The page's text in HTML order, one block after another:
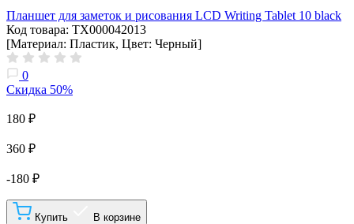
Планшет для заметок и рисования LCD Writing Tablet 10 black
Код товара: ТХ000042013
[Материал: Пластик, Цвет: Черный]
0
Скидка 50%
180 ₽
360 ₽
-180 ₽
Купить В корзине